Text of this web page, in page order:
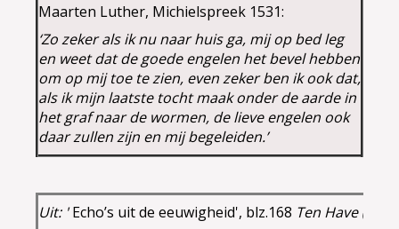
Maarten Luther, Michielspreek 1531:
‘Zo zeker als ik nu naar huis ga, mij op bed leg
en weet dat de goede engelen het bevel hebben
om op mij toe te zien, even zeker ben ik ook dat,
als ik mijn laatste tocht maak onder de aarde in
het graf naar de wormen, de lieve engelen ook
daar zullen zijn en mij begeleiden.’
Uit: 'Echo’s uit de eeuwigheid', blz.168 Ten Have